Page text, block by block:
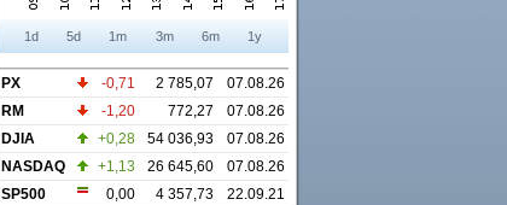
1d 5d 1m 3m 6m 1y
PX -0,71 2 785,07
07.08.26
RM
-1,20 772,27
07.08.26
DJIA
+0,28 54 036,93
07.08.26
NASDAQ
+1,13 26 645,60
07.08.26
SP500
0,00 4 357,73
22.09.21